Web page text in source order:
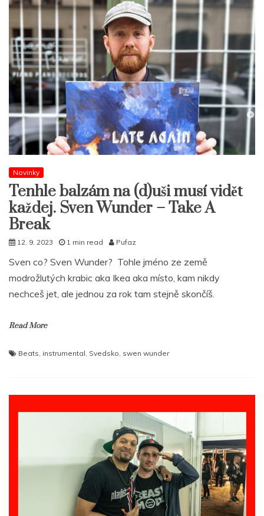
Novinky
Tenhle balzám na (d)uši musí vidět
každej. Sven Wunder – Take A
Break
12. 9. 2023 1 min read Pufaz
Sven co? Sven Wunder? Tohle jméno ze země
modrožlutých krabic aka Ikea aka místo, kam nikdy
nechceš jet, ale jednou za rok tam stejně skončíš.
Read More
Beats instrumental Svedsko swen wunder